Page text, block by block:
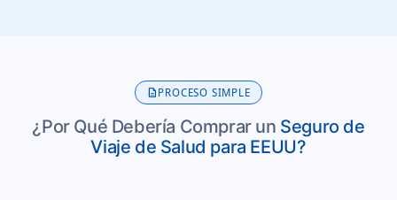
description PROCESO SIMPLE
¿Por Qué Debería Comprar un Seguro de
Viaje de Salud para EEUU?